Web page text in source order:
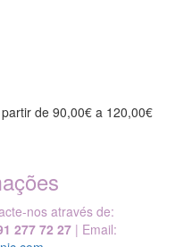
de 90,00€ a 120,00€
nos através de:
277 72 27| Email: